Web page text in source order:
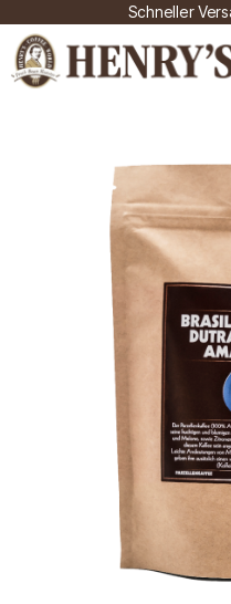
Schneller